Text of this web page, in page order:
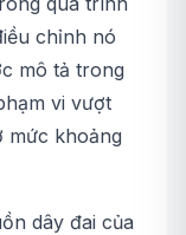
chỉnh nó
mô tả trong
vi vượt
mức khoảng
dây đai của